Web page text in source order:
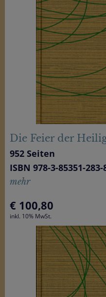
Die Feier der
952 Seiten
ISBN 978-3-85351-283-
mehr
€ 100,80
inkl. 10% MwSt.